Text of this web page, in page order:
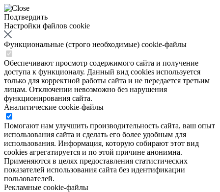
Подтвердить
Настройки файлов cookie
Функциональные (строго необходимые) cookie-файлы
Обеспечивают просмотр содержимого сайта и получение
доступа к функционалу. Данный вид cookies используется
только для корректной работы сайта и не передается третьим
лицам. Отключении невозможно без нарушения
функционирования сайта.
Аналитические cookie-файлы
Помогают нам улучшить производительность сайта, ваш опыт
использования сайта и сделать его более удобным для
использования. Информация, которую собирают этот вид
cookies агрегатируется и по этой причине анонимна.
Применяются в целях предоставления статистических
показателей использования сайта без идентификации
пользователей.
Рекламные cookie-файлы